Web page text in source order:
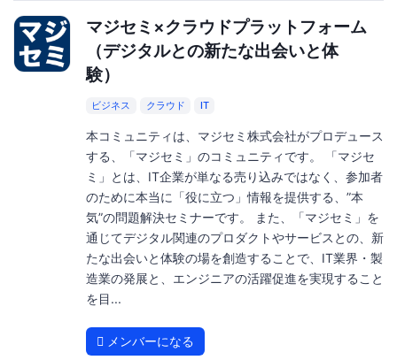
マジセミ×クラウドプラットフォーム
（デジタルとの新たな出会いと体
験）
ビジネス クラウド IT
本コミュニティは、マジセミ株式会社がプロデュース
する、「マジセミ」のコミュニティです。 「マジセ
ミ」とは、IT企業が単なる売り込みではなく、参加者
のために本当に「役に立つ」情報を提供する、”本
気”の問題解決セミナーです。 また、「マジセミ」を
通じてデジタル関連のプロダクトやサービスとの、新
たな出会いと体験の場を創造することで、IT業界・製
造業の発展と、エンジニアの活躍促進を実現すること
を目...
メンバーになる